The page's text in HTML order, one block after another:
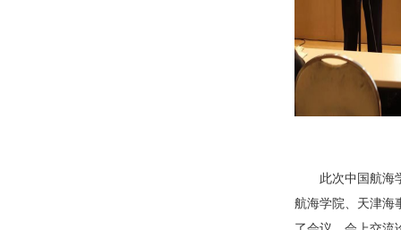
此次中国航海
航海学院、天津海